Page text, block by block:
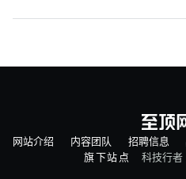
网站介绍 内容团队 招聘信息
旗下站点
科技行